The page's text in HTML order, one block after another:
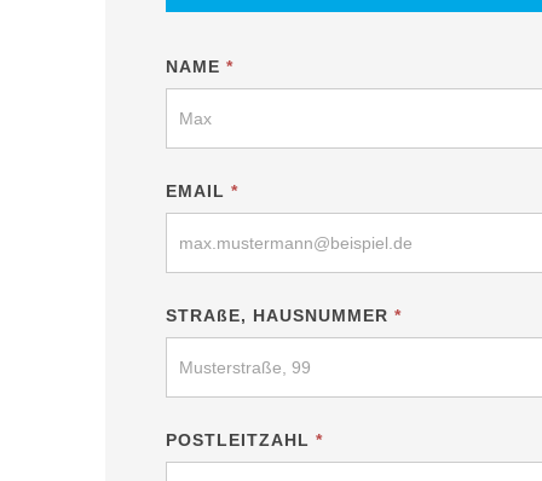
Zaunbau-
Formular
NAME *
EMAIL *
STRAßE, HAUSNUMMER *
POSTLEITZAHL *